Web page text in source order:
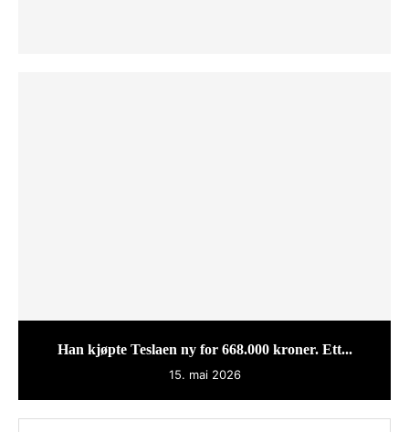
Han kjøpte Teslaen ny for 668.000 kroner. Ett...
15. mai 2026